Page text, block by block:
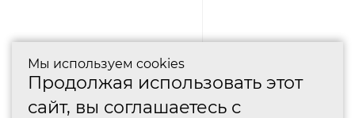
Мы используем cookies
Продолжая использовать этот
сайт, вы соглашаетесь с